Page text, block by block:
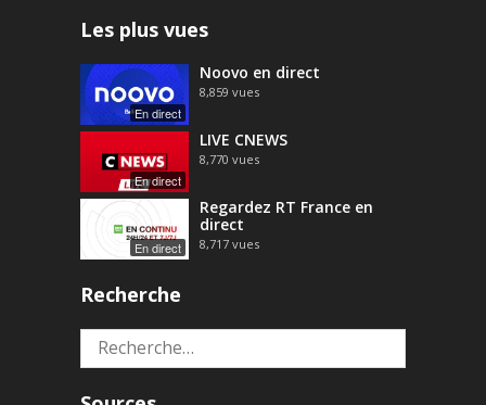
Les plus vues
En direct
Noovo en direct
8,859 vues
En direct
LIVE CNEWS
8,770 vues
En direct
Regardez RT France en
direct
8,717 vues
Recherche
Rechercher :